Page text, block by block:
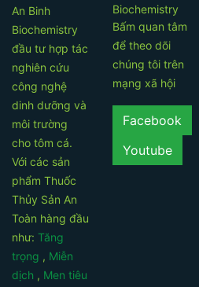
An Binh
Biochemistry
đầu tư hợp tác
nghiên cứu
công nghệ
dinh dưỡng và
môi trường
cho tôm cá.
Với các sản
phẩm Thuốc
Thủy Sản An
Toàn hàng đầu
như: Tăng
trọng , Miễn
dịch , Men tiêu
Bấm quan tâm
để theo dõi
chúng tôi trên
mạng xã hội
Facebook
Youtube